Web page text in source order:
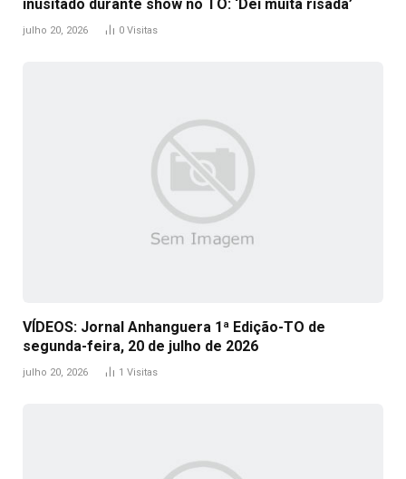
inusitado durante show no TO: ‘Dei muita risada’
julho 20, 2026 0 Visitas
VÍDEOS: Jornal Anhanguera 1ª Edição-TO de
segunda-feira, 20 de julho de 2026
julho 20, 2026 1 Visitas